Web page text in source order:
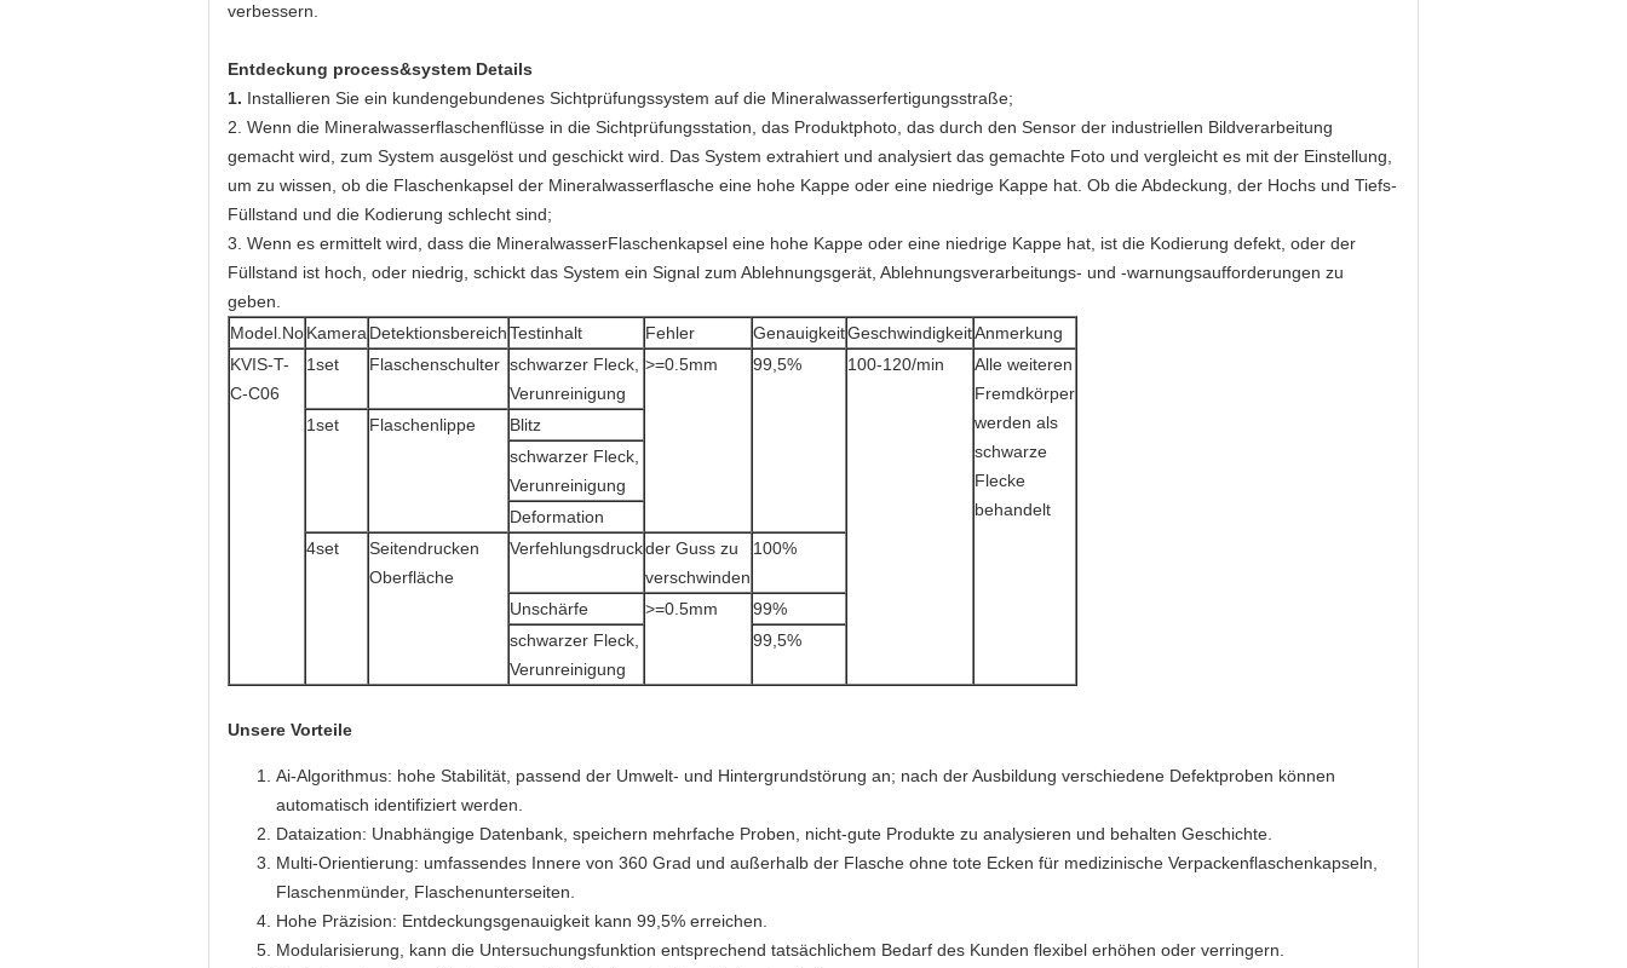
verbessern.
Entdeckung process&system Details
1. Installieren Sie ein kundengebundenes Sichtprüfungssystem auf die Mineralwasserfertigungsstraße;
2. Wenn die Mineralwasserflaschenflüsse in die Sichtprüfungsstation, das Produktphoto, das durch den Sensor der industriellen Bildverarbeitung
gemacht wird, zum System ausgelöst und geschickt wird. Das System extrahiert und analysiert das gemachte Foto und vergleicht es mit der Einstellung,
um zu wissen, ob die Flaschenkapsel der Mineralwasserflasche eine hohe Kappe oder eine niedrige Kappe hat. Ob die Abdeckung, der Hochs und Tiefs-
Füllstand und die Kodierung schlecht sind;
3. Wenn es ermittelt wird, dass die MineralwasserFlaschenkapsel eine hohe Kappe oder eine niedrige Kappe hat, ist die Kodierung defekt, oder der
Füllstand ist hoch, oder niedrig, schickt das System ein Signal zum Ablehnungsgerät, Ablehnungsverarbeitungs- und -warnungsaufforderungen zu
geben.
Model.NoKamera DetektionsbereichTestinhalt Fehler GenauigkeitGeschwindigkeitAnmerkung
KVIS-T-
C-C06
1set Flaschenschulter schwarzer Fleck,
Verunreinigung
>=0.5mm 99,5% 100-120/min
Alle weiteren
Fremdkörper
werden als
schwarze
Flecke
behandelt
1set Flaschenlippe
Blitz
schwarzer Fleck,
Verunreinigung
Deformation
4set
Seitendrucken
Oberfläche
Verfehlungsdruckder Guss zu
verschwinden
100%
Unschärfe >=0.5mm
99%
schwarzer Fleck,
Verunreinigung
99,5%
Unsere Vorteile
Ai-Algorithmus: hohe Stabilität, passend der Umwelt- und Hintergrundstörung an; nach der Ausbildung verschiedene Defektproben können
automatisch identifiziert werden.
Dataization: Unabhängige Datenbank, speichern mehrfache Proben, nicht-gute Produkte zu analysieren und behalten Geschichte.
Multi-Orientierung: umfassendes Innere von 360 Grad und außerhalb der Flasche ohne tote Ecken für medizinische Verpackenflaschenkapseln,
Flaschenmünder, Flaschenunterseiten.
Hohe Präzision: Entdeckungsgenauigkeit kann 99,5% erreichen.
Modularisierung, kann die Untersuchungsfunktion entsprechend tatsächlichem Bedarf des Kunden flexibel erhöhen oder verringern.